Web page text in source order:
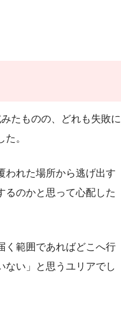
たものの、どれも失敗に
。
われた場所から逃げ出す
るのかと思って心配した
く範囲であればどこへ行
ない」と思うユリアでし